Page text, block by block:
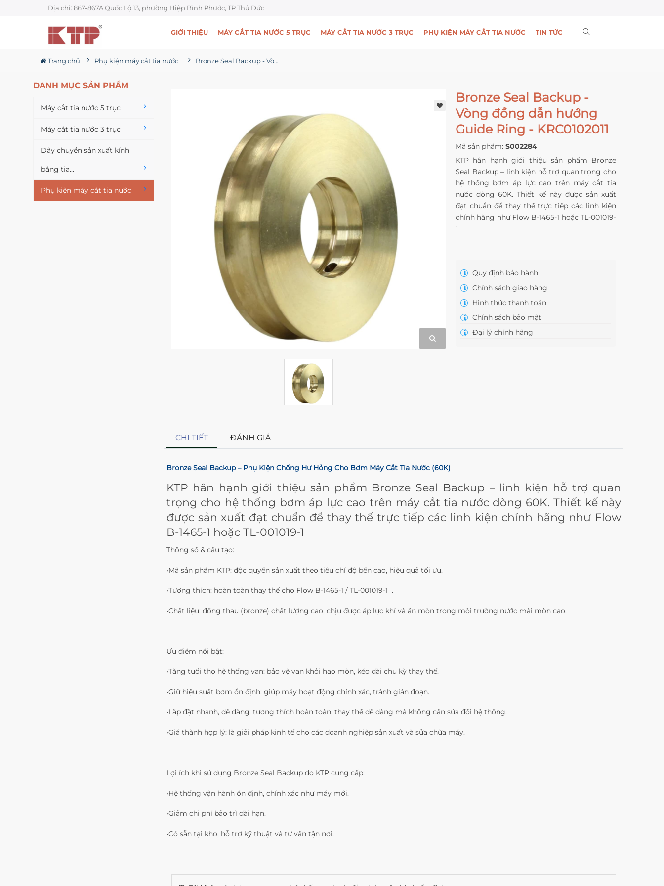
Địa chỉ: 867-867A Quốc Lộ 13, phường Hiệp Bình Phước, TP Thủ Đức
GIỚI THIỆU MÁY CẮT TIA NƯỚC 5 TRỤC MÁY CẮT TIA NƯỚC 3 TRỤC PHỤ KIỆN MÁY CẮT TIA NƯỚC TIN TỨC
Trang chủ Phụ kiện máy cắt tia nước Bronze Seal Backup - Vòng đồng dẫn hướng Guide Ring - KRC0102011
DANH MỤC SẢN PHẨM
Máy cắt tia nước 5 trục
Máy cắt tia nước 3 trục
Dây chuyền sản xuất kính
bằng tia...
Phụ kiện máy cắt tia nước
Bronze Seal Backup -
Vòng đồng dẫn hướng
Guide Ring - KRC0102011
Mã sản phẩm: S002284
KTP hân hạnh giới thiệu sản phẩm Bronze
Seal Backup – linh kiện hỗ trợ quan trọng cho
hệ thống bơm áp lực cao trên máy cắt tia
nước dòng 60K. Thiết kế này được sản xuất
đạt chuẩn để thay thế trực tiếp các linh kiện
chính hãng như Flow B-1465-1 hoặc TL-001019-
1
Quy định bảo hành
Chính sách giao hàng
Hình thức thanh toán
Chính sách bảo mật
Đại lý chính hãng
CHI TIẾT ĐÁNH GIÁ
Bronze Seal Backup – Phụ Kiện Chống Hư Hỏng Cho Bơm Máy Cắt Tia Nước (60K)
KTP hân hạnh giới thiệu sản phẩm Bronze Seal Backup – linh kiện hỗ trợ quan
trọng cho hệ thống bơm áp lực cao trên máy cắt tia nước dòng 60K. Thiết kế này
được sản xuất đạt chuẩn để thay thế trực tiếp các linh kiện chính hãng như Flow
B-1465-1 hoặc TL-001019-1
Thông số & cấu tạo:
•Mã sản phẩm KTP: độc quyền sản xuất theo tiêu chí độ bền cao, hiệu quả tối ưu.
•Tương thích: hoàn toàn thay thế cho Flow B‐1465‐1 / TL‐001019‐1 .
•Chất liệu: đồng thau (bronze) chất lượng cao, chịu được áp lực khí và ăn mòn trong môi trường nước mài mòn cao.
Ưu điểm nổi bật:
•Tăng tuổi thọ hệ thống van: bảo vệ van khỏi hao mòn, kéo dài chu kỳ thay thế.
•Giữ hiệu suất bơm ổn định: giúp máy hoạt động chính xác, tránh gián đoạn.
•Lắp đặt nhanh, dễ dàng: tương thích hoàn toàn, thay thế dễ dàng mà không cần sửa đổi hệ thống.
•Giá thành hợp lý: là giải pháp kinh tế cho các doanh nghiệp sản xuất và sửa chữa máy.
⸻
Lợi ích khi sử dụng Bronze Seal Backup do KTP cung cấp:
•Hệ thống vận hành ổn định, chính xác như máy mới.
•Giảm chi phí bảo trì dài hạn.
•Có sẵn tại kho, hỗ trợ kỹ thuật và tư vấn tận nơi.